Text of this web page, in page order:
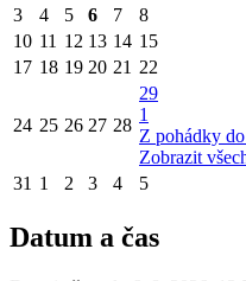
3
4 5 6 7 8
10 11 12 13 14 15
17 18 19 20 21 22
24 25 26 27 28
29
1
Z pohádky
Zobrazit
31 1 2 3 4 5
Datum a čas